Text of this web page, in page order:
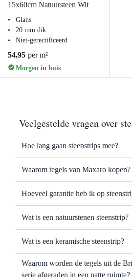
15x60cm Natuursteen Wit
Glans
20 mm dik
Niet-gerectificeerd
54,95 per m²
Morgen in huis
Veelgestelde vragen over
Hoe lang gaan steenstrips mee?
Waarom tegels van Maxaro kopen?
Hoeveel garantie heb ik op
Wat is een natuurstenen steenstrip?
Wat is een keramische steenstrip?
Waarom worden de tegels uit de
serie afgeraden in een natte ruimte?